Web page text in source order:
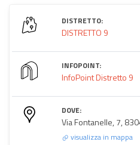
DISTRETTO:
DISTRETTO 9
INFOPOINT:
InfoPoint Distretto 9
DOVE:
Via Fontanelle, 7,
visualizza in mappa